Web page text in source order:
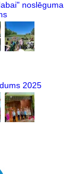
noslēguma
2025